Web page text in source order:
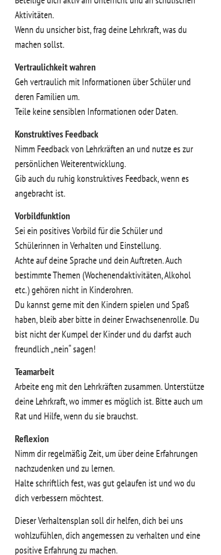
Aktivitäten.
Wenn du unsicher bist, frag deine Lehrkraft, was du
machen sollst.
Vertraulichkeit wahren
Geh vertraulich mit Informationen über Schüler und
deren Familien um.
Teile keine sensiblen Informationen oder Daten.
Konstruktives Feedback
Nimm Feedback von Lehrkräften an und nutze es zur
persönlichen Weiterentwicklung.
Gib auch du ruhig konstruktives Feedback, wenn es
angebracht ist.
Vorbildfunktion
Sei ein positives Vorbild für die Schüler und
Schülerinnen in Verhalten und Einstellung.
Achte auf deine Sprache und dein Auftreten. Auch
bestimmte Themen (Wochenendaktivitäten, Alkohol
etc.) gehören nicht in Kinderohren.
Du kannst gerne mit den Kindern spielen und Spaß
haben, bleib aber bitte in deiner Erwachsenenrolle. Du
bist nicht der Kumpel der Kinder und du darfst auch
freundlich „nein“ sagen!
Teamarbeit
Arbeite eng mit den Lehrkräften zusammen. Unterstütze
deine Lehrkraft, wo immer es möglich ist. Bitte auch um
Rat und Hilfe, wenn du sie brauchst.
Reflexion
Nimm dir regelmäßig Zeit, um über deine Erfahrungen
nachzudenken und zu lernen.
Halte schriftlich fest, was gut gelaufen ist und wo du
dich verbessern möchtest.
Dieser Verhaltensplan soll dir helfen, dich bei uns
wohlzufühlen, dich angemessen zu verhalten und eine
positive Erfahrung zu machen.